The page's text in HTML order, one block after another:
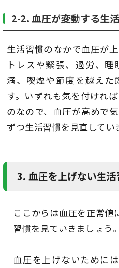
2-2. 血圧が変動する生
生活習慣のなかで血圧が
トレスや緊張、過労、
満、喫煙や節度を越えた
す。いずれも気を付けれ
のなので、血圧が高めで
ずつ生活習慣を見直してい
3. 血圧を上げない生活
ここからは血圧を正常値
習慣を見ていきましょう。
血圧を上げないために